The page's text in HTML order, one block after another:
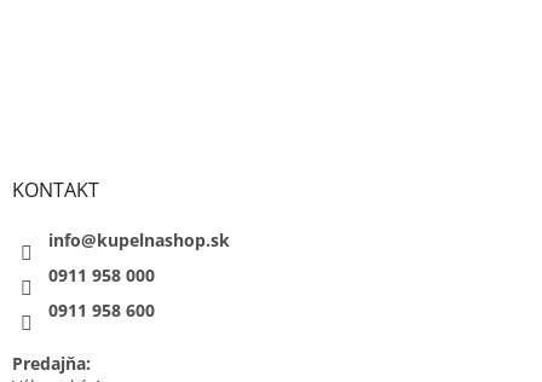
KONTAKT
info@kupelnashop.sk
0911 958 000
0911 958 600
Predajňa: